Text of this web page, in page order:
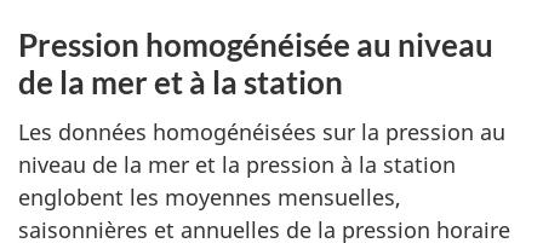
Pression homogénéisée au niveau
de la mer et à la station
Les données homogénéisées sur la pression au
niveau de la mer et la pression à la station
englobent les moyennes mensuelles,
saisonnières et annuelles de la pression horaire